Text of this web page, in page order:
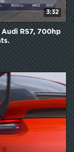
3:32
RS7, 700hp